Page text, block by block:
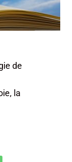
de
la
?